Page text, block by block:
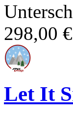
298,00 €
Let It